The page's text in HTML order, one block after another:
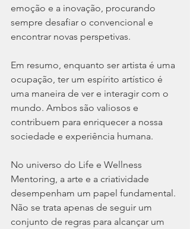
emoção e a inovação, procurando
sempre desafiar o convencional e
encontrar novas perspetivas.
Em resumo, enquanto ser artista é uma
ocupação, ter um espírito artístico é
uma maneira de ver e interagir com o
mundo. Ambos são valiosos e
contribuem para enriquecer a nossa
sociedade e experiência humana.
No universo do Life e Wellness
Mentoring, a arte e a criatividade
desempenham um papel fundamental.
Não se trata apenas de seguir um
conjunto de regras para alcançar um